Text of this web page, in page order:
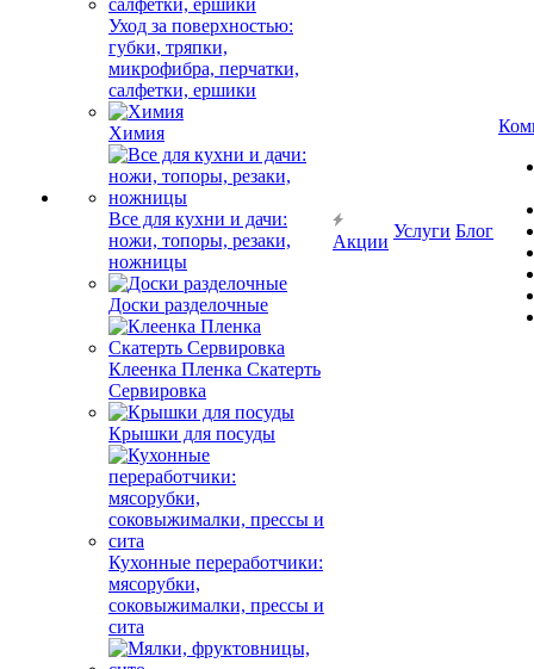
Уход за поверхностью:
губки, тряпки,
микрофибра, перчатки,
салфетки, ершики
Химия
Все для кухни и дачи:
ножи, топоры, резаки,
ножницы
Доски разделочные
Клеенка Пленка Скатерть
Сервировка
Крышки для посуды
Кухонные переработчики:
мясорубки,
соковыжималки, прессы и
сита
Акции
Услуги Блог